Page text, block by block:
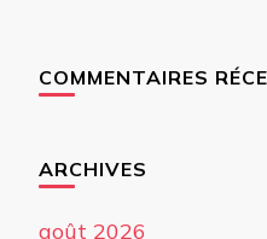
COMMENTAIRES
ARCHIVES
août 2026